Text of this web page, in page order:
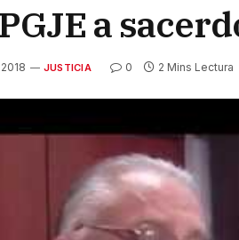
a
JUSTICIA 0 2 Mins Lectura